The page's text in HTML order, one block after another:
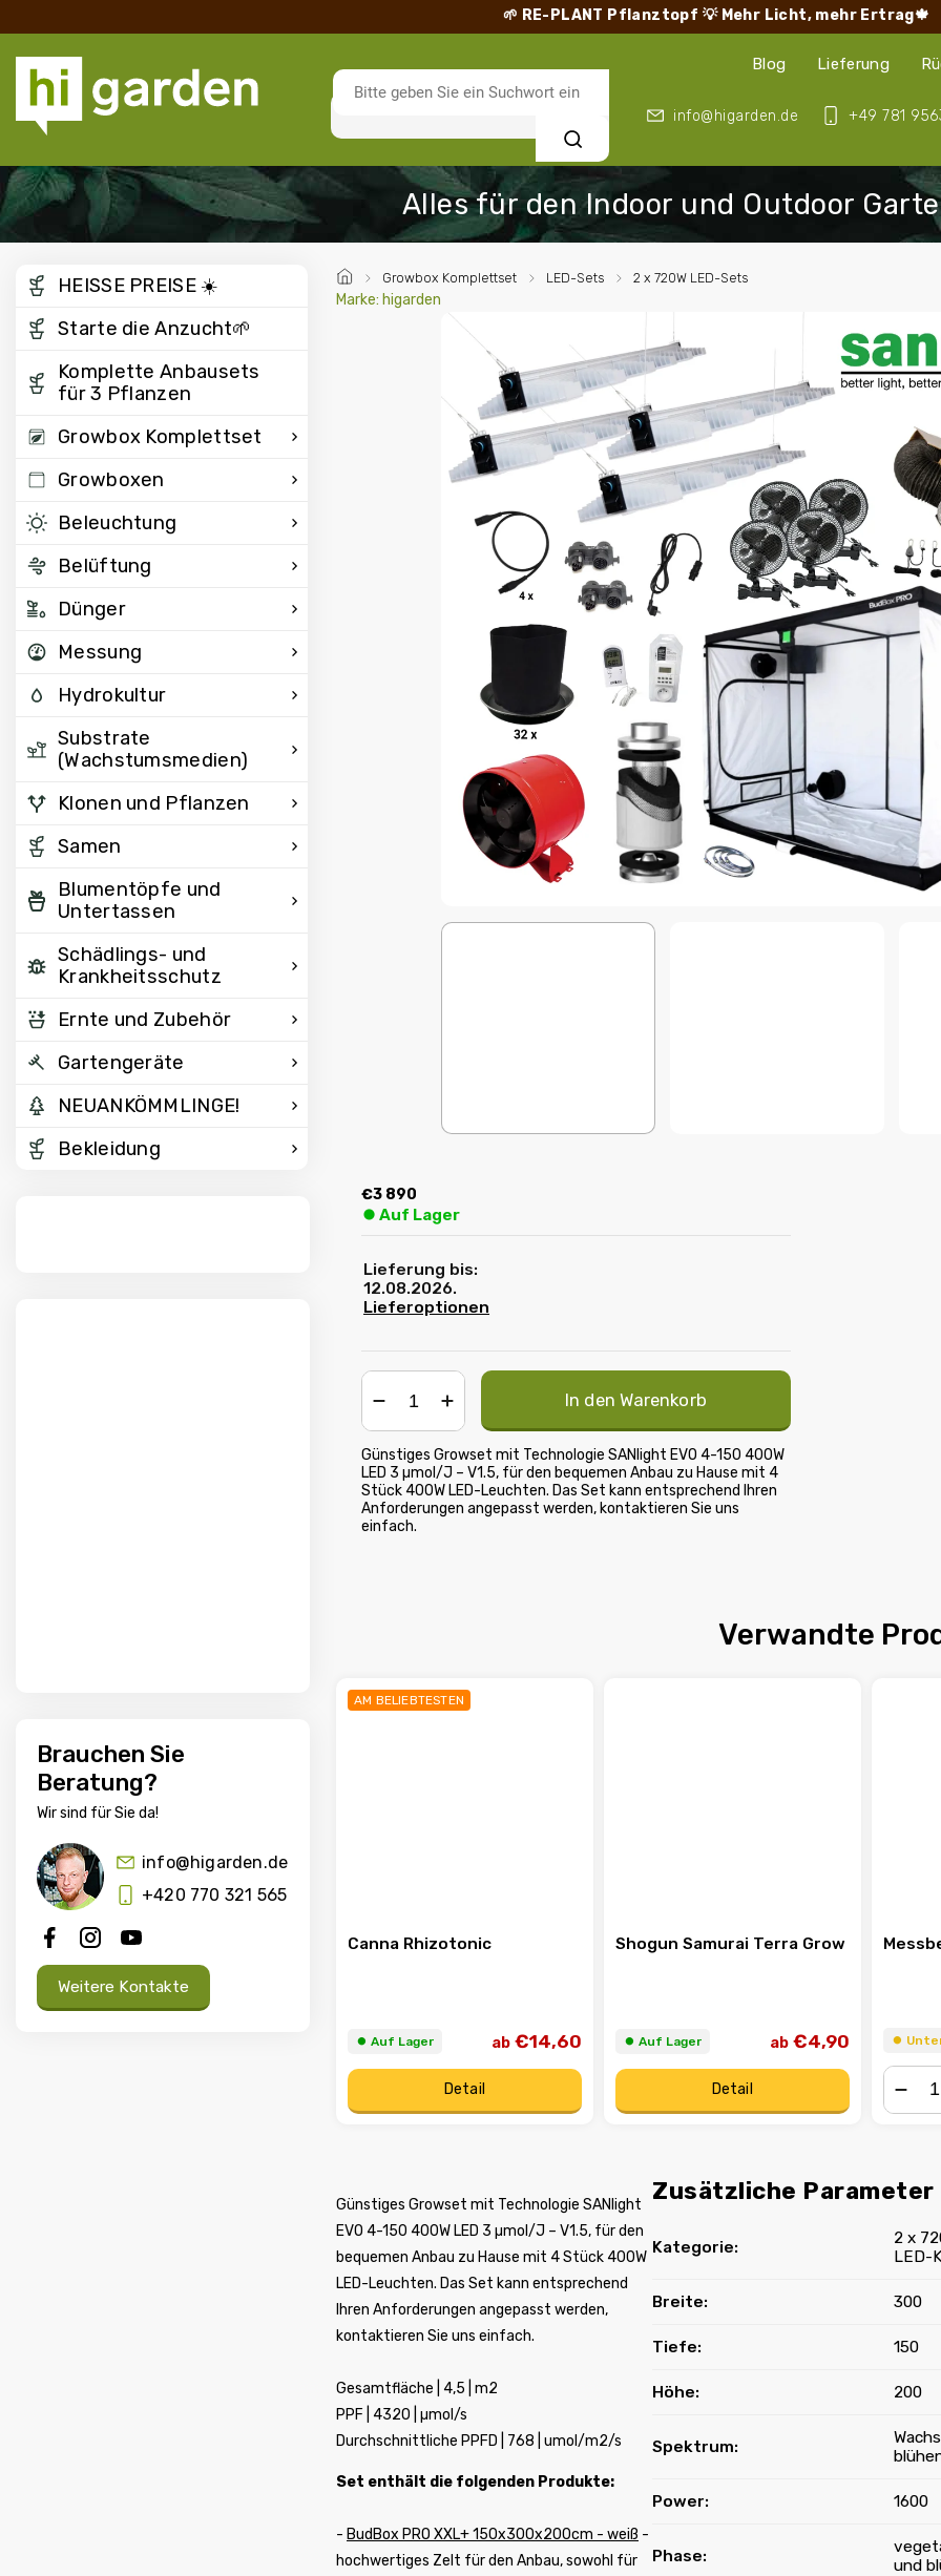
🌱 RE-PLANT Pflanztopf 💡 Mehr Licht, mehr Ertrag🍁
+49 781
info@higarden.de
Blog Lieferung
Suchen
/ Growbox Komplettset / LED-Sets / 2 x 720W LED-Sets
HEISSE PREISE ☀️
Starte die Anzucht🌱
Komplette Anbausets
für 3 Pflanzen
Growbox Komplettset
Growboxen
Beleuchtung
Belüftung
Dünger
Messung
Hydrokultur
Substrate
(Wachstumsmedien)
Klonen und Pflanzen
Samen
Blumentöpfe und
Untertassen
Schädlings- und
Krankheitsschutz
Ernte und Zubehör
Gartengeräte
NEUANKÖMMLINGE!
Bekleidung
Brauchen Sie
Beratung?
Wir sind für Sie da!
info@higarden.de
+420 770 321 565
Weitere Kontakte
Marke: higarden
€3 890
⏺︎ Auf Lager
Lieferung bis:
12.08.2026.
Lieferoptionen
In den Warenkorb
Günstiges Growset mit Technologie SANlight EVO 4-150 400W
LED 3 µmol/J – V1.5, für den bequemen Anbau zu Hause mit 4
Stück 400W LED-Leuchten. Das Set kann entsprechend Ihren
Anforderungen angepasst werden, kontaktieren Sie uns
einfach.
Verwandte
AM BELIEBTESTEN
Canna Rhizotonic
⏺︎ Auf Lager ab€14,60
Detail
Shogun Samurai Terra Grow
⏺︎ Auf Lager ab€4,90
Detail
⏺︎
Günstiges Growset mit Technologie SANlight
EVO 4-150 400W LED 3 µmol/J – V1.5, für den
bequemen Anbau zu Hause mit 4 Stück 400W
LED-Leuchten. Das Set kann entsprechend
Ihren Anforderungen angepasst werden,
kontaktieren Sie uns einfach.
Gesamtfläche | 4,5 | m2
PPF | 4320 | µmol/s
Durchschnittliche PPFD | 768 | umol/m2/s
Set enthält die folgenden Produkte:
- BudBox PRO XXL+ 150x300x200cm - weiß -
hochwertiges Zelt für den Anbau, sowohl für
Zusätzliche Parameter
Kategorie:
2 x
LED-
Breite: 300
Tiefe: 150
Höhe: 200
Spektrum:
Power: 1600
Phase:
und